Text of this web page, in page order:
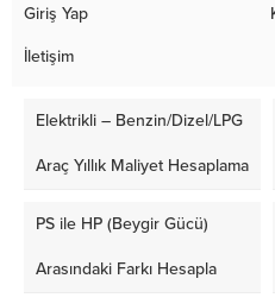
Giriş Yap
İletişim
Elektrikli – Benzin/Dizel/LPG
Araç Yıllık Maliyet Hesaplama
PS ile HP (Beygir Gücü)
Arasındaki Farkı Hesapla